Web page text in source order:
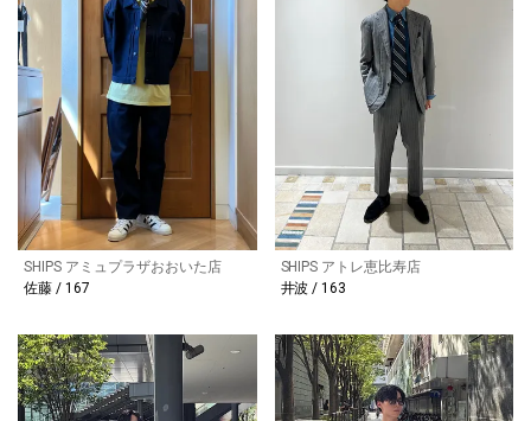
SHIPS アミュプラザおおいた店
佐藤 / 167
SHIPS アトレ恵比寿店
井波 / 163